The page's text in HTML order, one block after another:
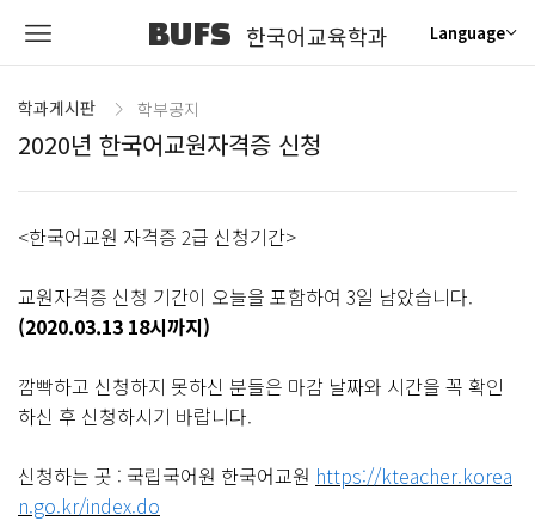
BUFS 한국어교육학과 Language
학과게시판 학부공지
2020년 한국어교원자격증 신청
<한국어교원 자격증 2급 신청기간>
교원자격증 신청 기간이 오늘을 포함하여 3일 남았습니다.
(2020.03.13 18시까지)
깜빡하고 신청하지 못하신 분들은 마감 날짜와 시간을 꼭 확인
하신 후 신청하시기 바랍니다.
신청하는 곳 : 국립국어원 한국어교원 https://kteacher.korea
n.go.kr/index.do